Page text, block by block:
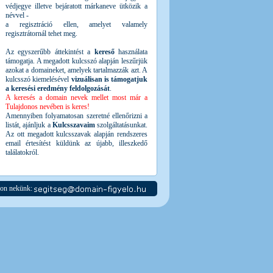
védjegye illetve bejáratott márkaneve ütközik a
névvel -
a regisztráció ellen, amelyet valamely
regisztrátornál tehet meg.
Az egyszerűbb áttekintést a keresőhasználata
támogatja. A megadott kulcsszó alapján leszűrjük
azokat a domaineket, amelyek tartalmazzák azt. A
kulcsszó kiemelésével vizuálisan is támogatjuk
a keresési eredmény feldolgozását.
A keresés a domain nevek mellet most már a
Tulajdonos nevében is keres!
Amennyiben folyamatosan szeretné ellenőrizni a
listát, ajánljuk a Kulcsszavaimszolgáltatásunkat.
Az ott megadott kulcsszavak alapján rendszeres
email értesítést küldünk az újabb, illeszkedő
találatokról.
nekünk: